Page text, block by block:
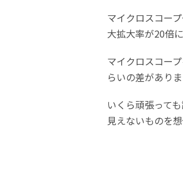
マイクロスコー
大拡大率が20倍
マイクロスコー
らいの差がありま
いくら頑張って
見えないものを